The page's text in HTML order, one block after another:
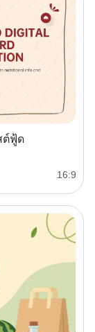
ต์ฟู้ด
16:9